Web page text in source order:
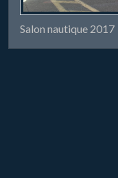
Salon nautique 2017